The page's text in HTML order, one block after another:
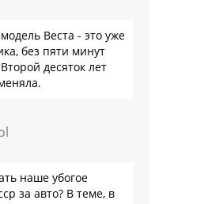
Веста - это уже
без пяти минут
десяток лет
наше убогое
за авто? В теме, в